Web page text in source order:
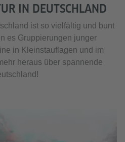
IN DEUTSCHLAND
ist so vielfältig und bunt
es Gruppierungen junger
in Kleinstauflagen und im
heraus über spannende